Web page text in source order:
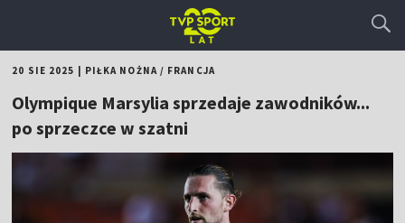
20 SIE 2025 PIŁKA NOŻNA/ FRANCJA
Olympique Marsylia sprzedaje zawodników...
po sprzeczce w szatni